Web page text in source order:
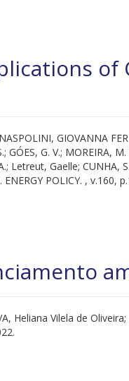
GIOVANNA
GÓES, G. V.;
Letreut, Gaelle; CUNHA,
POLICY. , v.160,
Heliana Vilela de Oliveira;